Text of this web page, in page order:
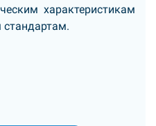
характеристикам